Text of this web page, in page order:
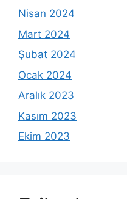
Nisan 2024
Mart 2024
Şubat 2024
Ocak 2024
Aralık 2023
Kasım 2023
Ekim 2023